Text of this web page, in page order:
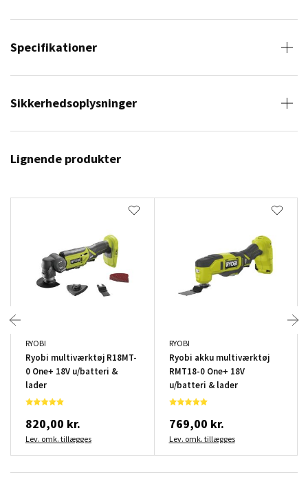
Specifikationer
Sikkerhedsoplysninger
Lignende produkter
RYOBI
Ryobi multiværktøj R18MT-
0 One+ 18V u/batteri &
lader
820,00 kr.
Lev. omk. tillægges
RYOBI
Ryobi akku multiværktøj
RMT18-0 One+ 18V
u/batteri & lader
769,00 kr.
Lev. omk. tillægges